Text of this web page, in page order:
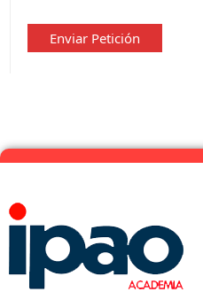
privacidad*
Enviar Petición